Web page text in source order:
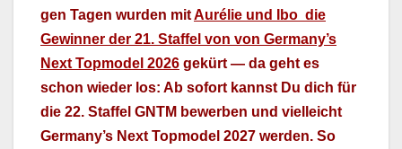
gen Tagen wur­den mitAurélie und Ibo die
Gewin­ner der 21. Staffel von von Germany’s
Next Top­mod­el 2026 gekürt — da geht es
schon wieder los: Ab sofort kannst Du dich für
die 22. Staffel GNTM bewer­ben und vielle­icht
Germany’s Next Top­mod­el 2027 wer­den. So